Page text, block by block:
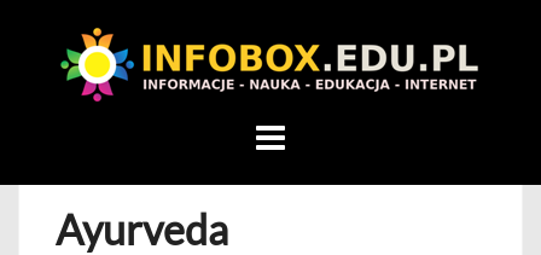
WITAMY
INFOBOX
INFORMACYJNY
STRON
Ayurveda